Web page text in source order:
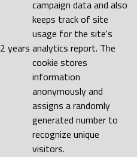
2 years
campaign data and also
keeps track of site
usage for the site's
analytics report. The
cookie stores
information
anonymously and
assigns a randomly
generated number to
recognize unique
visitors.